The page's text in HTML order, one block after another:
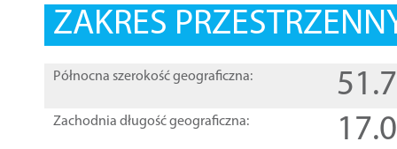
ZAKRES
Północna szerokość geograficzna:
Zachodnia długość geograficzna: